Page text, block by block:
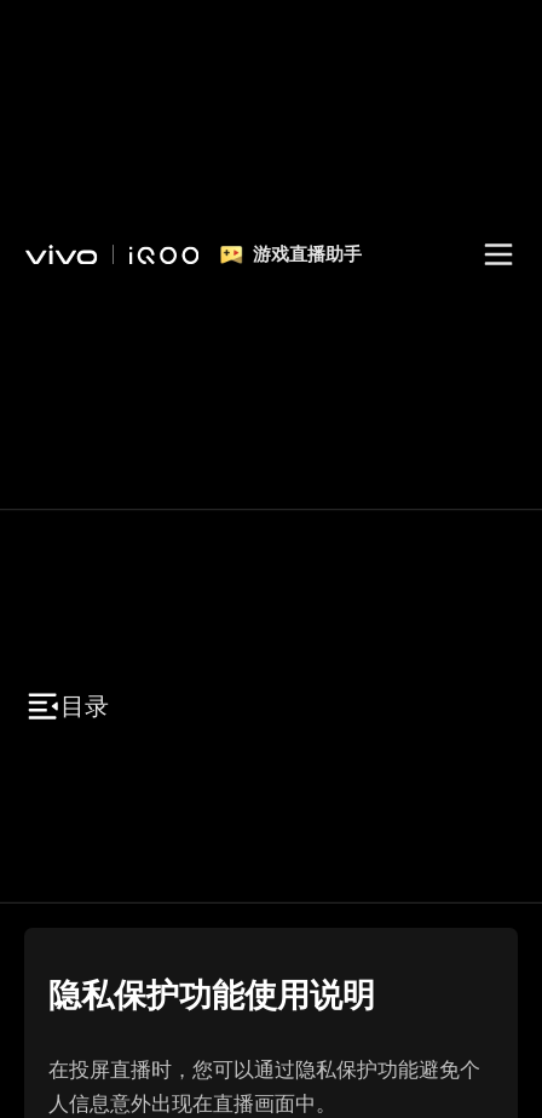
游戏直播助手
目录
隐私保护功能使用说明
在投屏直播时，您可以通过隐私保护功能避免个
人信息意外出现在直播画面中。